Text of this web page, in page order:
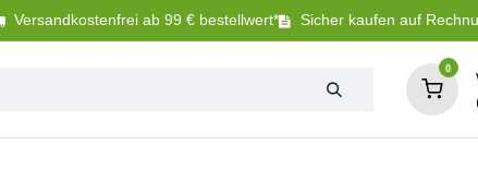
Versandkostenfrei ab 99 € bestellwert* Sicher kaufen auf
0